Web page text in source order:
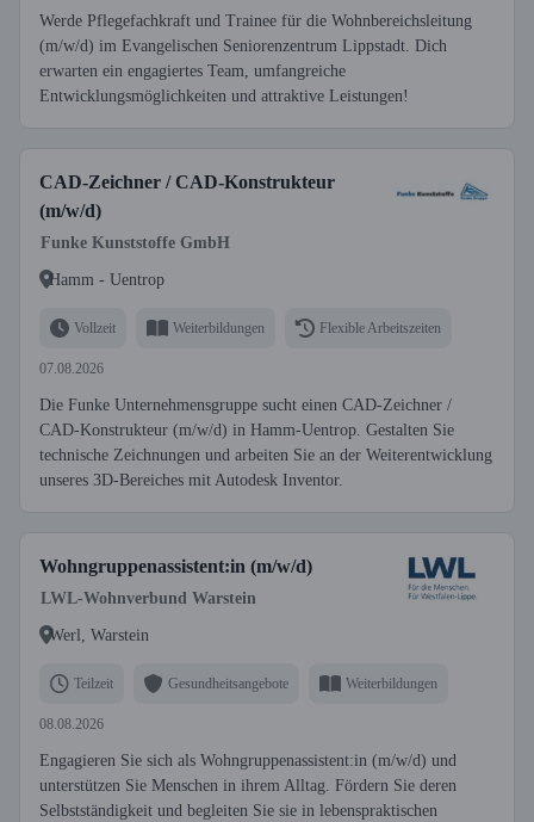
Werde Pflegefachkraft und Trainee für die Wohnbereichsleitung
(m/w/d) im Evangelischen Seniorenzentrum Lippstadt. Dich
erwarten ein engagiertes Team, umfangreiche
Entwicklungsmöglichkeiten und attraktive Leistungen!
CAD-Zeichner / CAD-Konstrukteur
(m/w/d)
Funke Kunststoffe GmbH
Hamm - Uentrop
Vollzeit Weiterbildungen Flexible Arbeitszeiten
07.08.2026
Die Funke Unternehmensgruppe sucht einen CAD-Zeichner /
CAD-Konstrukteur (m/w/d) in Hamm-Uentrop. Gestalten Sie
technische Zeichnungen und arbeiten Sie an der Weiterentwicklung
unseres 3D-Bereiches mit Autodesk Inventor.
Wohngruppenassistent:in (m/w/d)
LWL-Wohnverbund Warstein
Werl, Warstein
Teilzeit Gesundheitsangebote Weiterbildungen
08.08.2026
Engagieren Sie sich als Wohngruppenassistent:in (m/w/d) und
unterstützen Sie Menschen in ihrem Alltag. Fördern Sie deren
Selbstständigkeit und begleiten Sie sie in lebenspraktischen